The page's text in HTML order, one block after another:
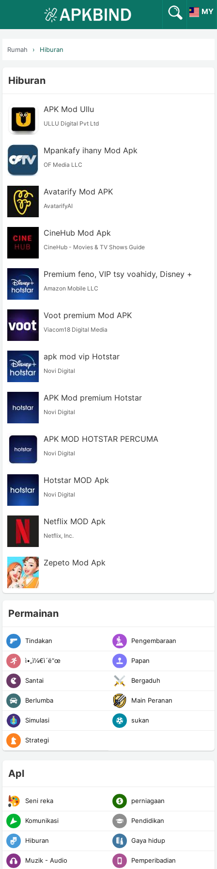
MY
Rumah Hiburan
Hiburan
APK Mod Ullu
ULLU Digital Pvt Ltd
Mpankafy ihany Mod Apk
OF Media LLC
Avatarify Mod APK
AvatarifyAI
CineHub Mod Apk
CineHub - Movies & TV Shows Guide
Premium feno, VIP tsy voahidy, Disney +
Amazon Mobile LLC
Voot premium Mod APK
Viacom18 Digital Media
apk mod vip Hotstar
Novi Digital
APK Mod premium Hotstar
Novi Digital
APK MOD HOTSTAR PERCUMA
Novi Digital
Hotstar MOD Apk
Novi Digital
Netflix MOD Apk
Netflix, Inc.
Zepeto Mod Apk
Permainan
Tindakan Pengembaraan
ì•„ì¼€ì´ë“œ Papan
Santai Bergaduh
Berlumba Main Peranan
Simulasi sukan
Strategi
Apl
Seni reka perniagaan
Komunikasi Pendidikan
Hiburan Gaya hidup
Muzik - Audio Pemperibadian